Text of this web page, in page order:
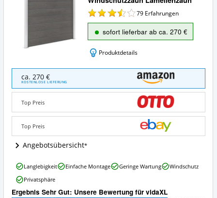
79 Erfahrungen
sofort lieferbar ab ca. 270 €
Produktdetails
Gartenzaun
Sichtschutzzaun
Windschutzzaun
Lamellenzaun
Angebote:
ist
dieser
Sichtschutzzaun
ca. 270 €
KOSTENLOSE LIEFERUNG
Top Preis
Top Preis
Angebotsübersicht
Ergebnis Sehr Gut: Unsere Bewertung für vidaXL
vidaXL
Gartenzaun
Sichtschutzzaun
Windschutzzaun
Langlebigkeit Einfache Montage Geringe Wartung
Windschutz
Privatsphäre